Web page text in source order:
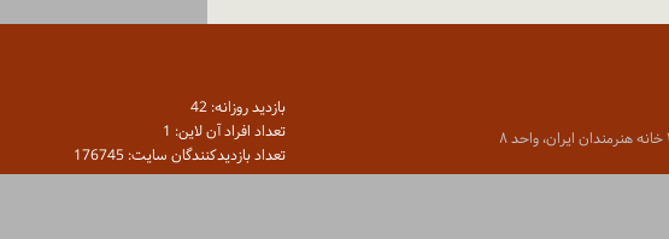
بازديد روزانه: 42
تعداد افراد آن لاين: 1
تعداد بازديدكنندگان سايت: 176745